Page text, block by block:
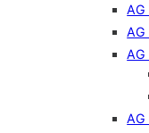
AG
AG
AG
AG